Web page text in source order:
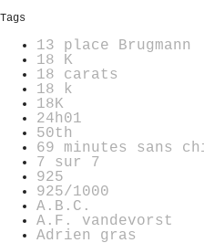
Tags
13 place Brugmann
18 K
18 carats
18 k
18K
24h01
50th
69 minutes sans
7 sur 7
925
925/1000
A.B.C.
A.F. vandevorst
Adrien gras